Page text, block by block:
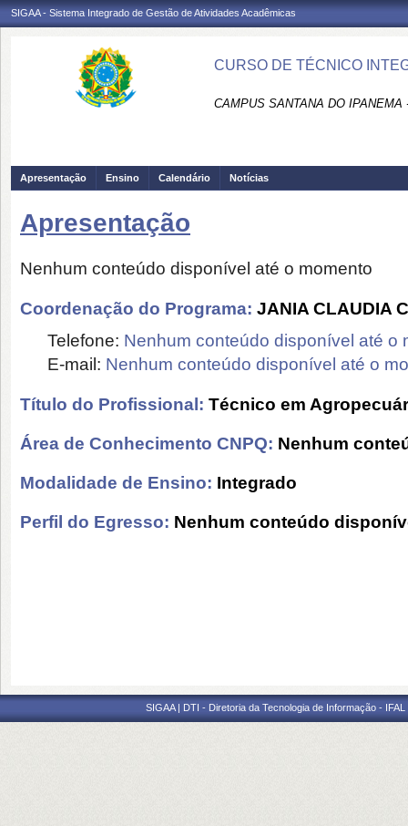
SIGAA - Sistema Integrado de Gestão de Atividades Acadêmicas
CURSO DE TÉCNICO
CAMPUS SANTANA DO IPANEMA
Apresentação Ensino Calendário Notícias
Apresentação
Nenhum conteúdo disponível até o momento
Coordenação do Programa: JANIA CLAUDIA
Telefone: Nenhum conteúdo disponível até o
E-mail: Nenhum conteúdo disponível até o
Título do Profissional: Técnico em
Área de Conhecimento CNPQ: Nenhum
Modalidade de Ensino: Integrado
Perfil do Egresso: Nenhum conteúdo
SIGAA | DTI - Diretoria da Tecnologia de Informação -